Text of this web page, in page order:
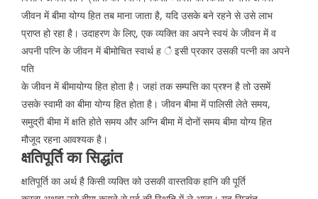
जीवन में बीमा योग्य हित तब माना जाता है, यदि उसके बने रहने से उसे लाभ
प्राप्त हो रहा है। उदाहरण के लिए, एक व्यक्ति का अपने स्वयं के जीवन में व
अपनी पत्नि के जीवन में बीमोचित स्वार्थ ह ै इसी प्रकार उसकी पत्नी का अपने
पति
के जीवन में बीमायोग्य हित होता है। जहां तक सम्पत्ति का प्रश्न है तो उसमें
उसके स्वामी का बीमा योग्य हित होता है। जीवन बीमा में पालिसी लेते समय,
समुद्री बीमा में क्षति होते समय और अग्नि बीमा में दोनों समय बीमा योग्य हित
मौजूद रहना आवश्यक है।
क्षतिपूर्ति का सिद्धांत
क्षतिपूर्ति का अर्थ है किसी व्यक्ति को उसकी वास्तविक हानि की पूर्ति